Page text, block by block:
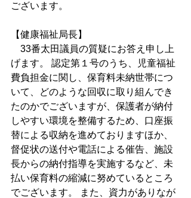
ございます。
【健康福祉局長】
33番太田議員の質疑にお答え申し上
げます。 認定第１号のうち、児童福祉
費負担金に関し、保育料未納世帯につ
いて、どのような回収に取り組んでき
たのかでございますが、保護者が納付
しやすい環境を整備するため、口座振
替による収納を進めておりますほか、
督促状の送付や電話による催告、施設
長からの納付指導を実施するなど、未
払い保育料の縮減に努めているところ
でございます。 また、資力がありなが